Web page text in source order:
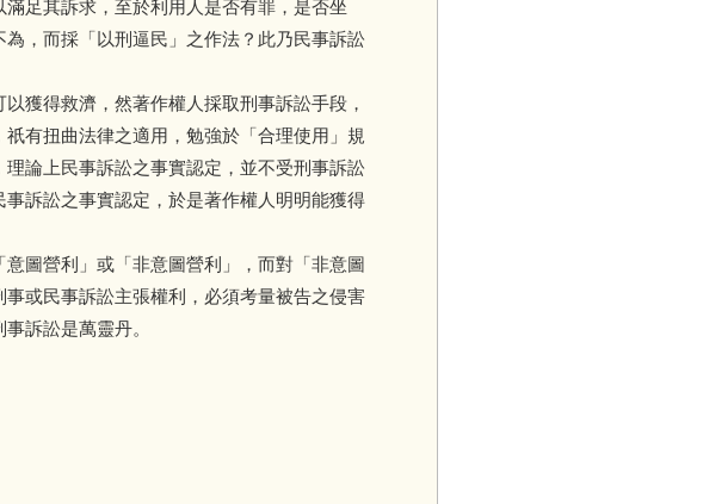
足其訴求，至於利用人是否有罪，是否坐
，而採「以刑逼民」之作法？此乃民事訴訟
獲得救濟，然著作權人採取刑事訴訟手段，
有扭曲法律之適用，勉強於「合理使用」規
論上民事訴訟之事實認定，並不受刑事訴訟
訴訟之事實認定，於是著作權人明明能獲得
圖營利」或「非意圖營利」，而對「非意圖
或民事訴訟主張權利，必須考量被告之侵害
訴訟是萬靈丹。